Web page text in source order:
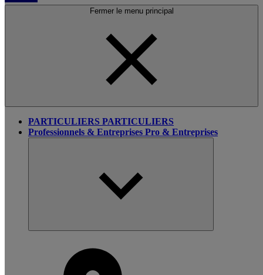
Fermer le menu principal
PARTICULIERS PARTICULIERS
Professionnels & Entreprises Pro & Entreprises